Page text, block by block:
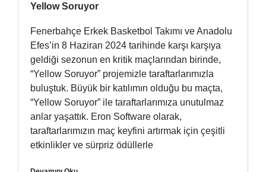
Yellow Soruyor
Fenerbahçe Erkek Basketbol Takımı ve Anadolu
Efes’in 8 Haziran 2024 tarihinde karşı karşıya
geldiği sezonun en kritik maçlarından birinde,
“Yellow Soruyor” projemizle taraftarlarımızla
buluştuk. Büyük bir katılımın olduğu bu maçta,
“Yellow Soruyor” ile taraftarlarımıza unutulmaz
anlar yaşattık. Eron Software olarak,
taraftarlarımızın maç keyfini artırmak için çeşitli
etkinlikler ve sürpriz ödüllerle